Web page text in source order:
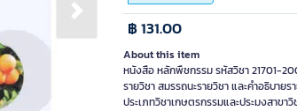
Next slide฿ 131.00
About this item
หนังสือ หลักพืชกรรม รหัสวิชา 21701-
รายวิชา สมรรถนะรายวิชา และคำอธิบา
ประเภทวิชาเกษตรกรรมและประมงสาขา